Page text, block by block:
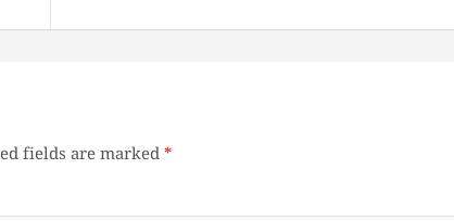
fields are marked*